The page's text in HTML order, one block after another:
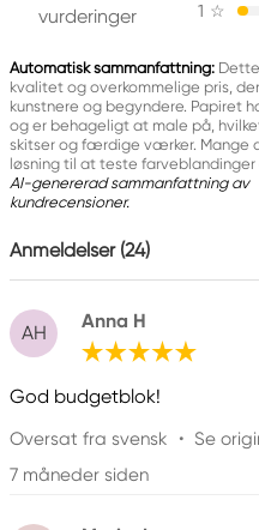
20016 Pero (MI) Italy
+3902381051
vurderinger
1 ☆
Automatisk sammanfattning:
kvalitet og overkommelige pris,
kunstnere og begyndere. Papiret
og er behageligt at male på,
skitser og færdige værker. Mange
løsning til at teste
AI-genererad sammanfattning av
kundrecensioner.
Anmeldelser (24)
AH
Anna H
God budgetblok!
Oversat fra svensk • Se
7 måneder siden